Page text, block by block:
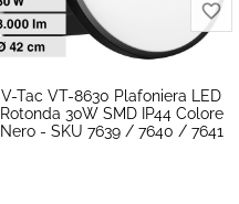
V-Tac VT-8630 Plafoniera LED
Rotonda 30W SMD IP44 Colore
Nero - SKU 7639 / 7640 / 7641